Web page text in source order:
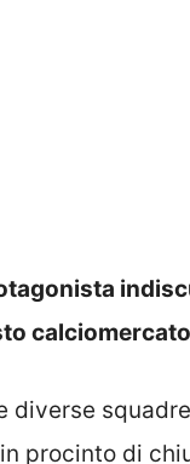
diverse
procinto di